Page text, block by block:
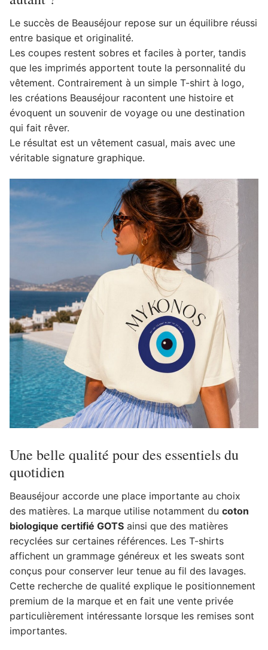
Le succès de Beauséjour repose sur un équilibre réussi
entre basique et originalité.
Les coupes restent sobres et faciles à porter, tandis
que les imprimés apportent toute la personnalité du
vêtement. Contrairement à un simple T-shirt à logo,
les créations Beauséjour racontent une histoire et
évoquent un souvenir de voyage ou une destination
qui fait rêver.
Le résultat est un vêtement casual, mais avec une
véritable signature graphique.
Une belle qualité pour des essentiels du
quotidien
Beauséjour accorde une place importante au choix
des matières. La marque utilise notamment du coton
biologique certifié GOTS ainsi que des matières
recyclées sur certaines références. Les T-shirts
affichent un grammage généreux et les sweats sont
conçus pour conserver leur tenue au fil des lavages.
Cette recherche de qualité explique le positionnement
premium de la marque et en fait une vente privée
particulièrement intéressante lorsque les remises sont
importantes.